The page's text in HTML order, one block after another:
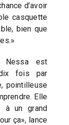
d’avoir
casquette
bien que
Nessa est
fois par
pointilleuse
Elle
à un grand
ça», lance